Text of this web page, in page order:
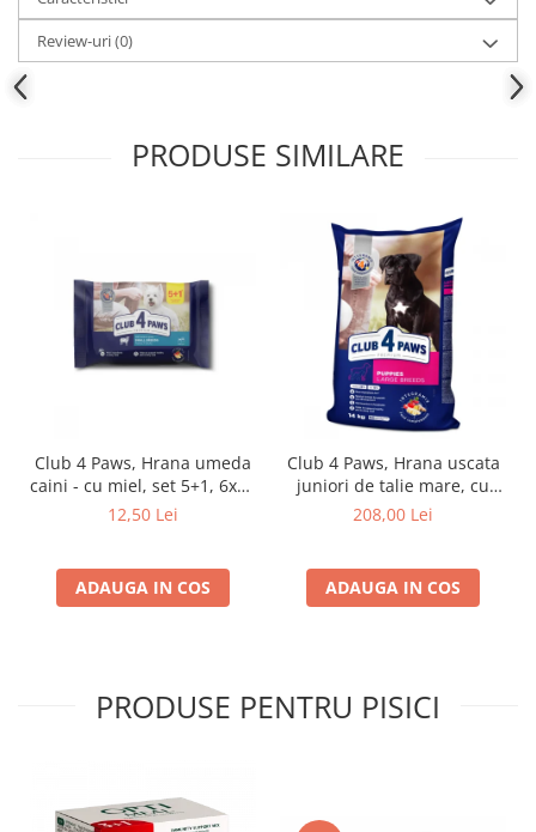
Review-uri(0)
PRODUSE SIMILARE
Club 4 Paws, Hrana umeda
caini - cu miel, set 5+1, 6x80
g
12,50 Lei
ADAUGA IN COS
Club 4 Paws, Hrana uscata
juniori de talie mare, cu
pui, 14kg
208,00 Lei
ADAUGA IN COS
PRODUSE PENTRU PISICI